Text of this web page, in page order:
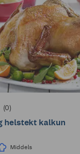
(0)
helstekt kalkun
Middels